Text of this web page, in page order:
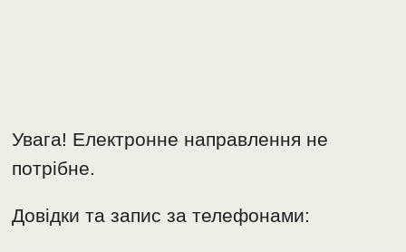
Увага! Електронне направлення не
потрібне.
Довідки та запис за телефонами: